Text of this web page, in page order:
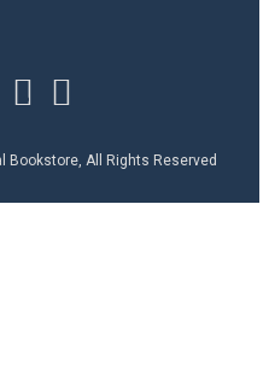
Bookstore, All Rights Reserved